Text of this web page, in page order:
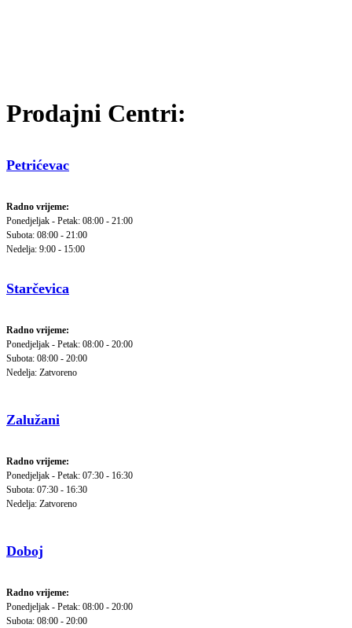
Prodajni Centri:
Petrićevac
Radno vrijeme:
Ponedjeljak - Petak: 08:00 - 21:00
Subota: 08:00 - 21:00
Nedelja: 9:00 - 15:00
Starčevica
Radno vrijeme:
Ponedjeljak - Petak: 08:00 - 20:00
Subota: 08:00 - 20:00
Nedelja: Zatvoreno
Zalužani
Radno vrijeme:
Ponedjeljak - Petak: 07:30 - 16:30
Subota: 07:30 - 16:30
Nedelja: Zatvoreno
Doboj
Radno vrijeme:
Ponedjeljak - Petak: 08:00 - 20:00
Subota: 08:00 - 20:00